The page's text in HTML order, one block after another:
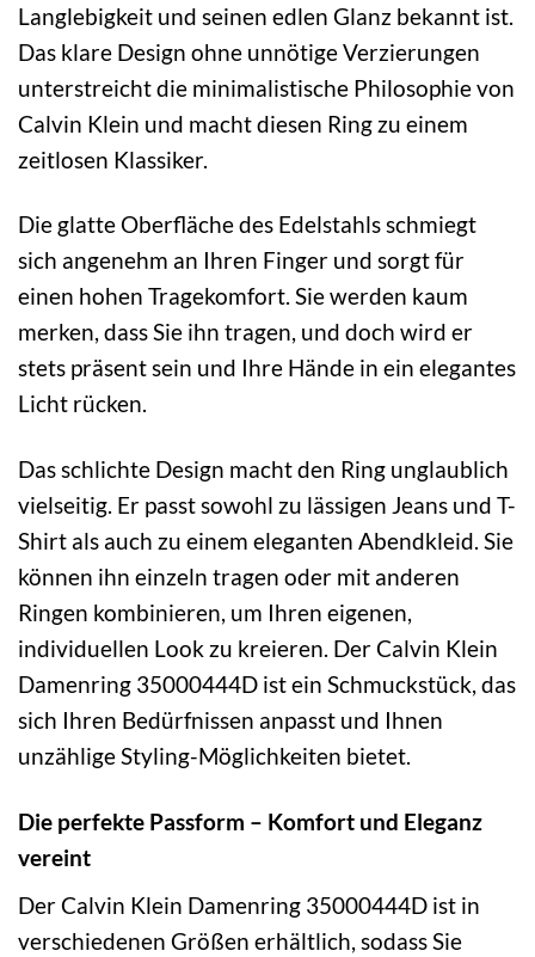
Langlebigkeit und seinen edlen Glanz bekannt ist.
Das klare Design ohne unnötige Verzierungen
unterstreicht die minimalistische Philosophie von
Calvin Klein und macht diesen Ring zu einem
zeitlosen Klassiker.
Die glatte Oberfläche des Edelstahls schmiegt
sich angenehm an Ihren Finger und sorgt für
einen hohen Tragekomfort. Sie werden kaum
merken, dass Sie ihn tragen, und doch wird er
stets präsent sein und Ihre Hände in ein elegantes
Licht rücken.
Das schlichte Design macht den Ring unglaublich
vielseitig. Er passt sowohl zu lässigen Jeans und T-
Shirt als auch zu einem eleganten Abendkleid. Sie
können ihn einzeln tragen oder mit anderen
Ringen kombinieren, um Ihren eigenen,
individuellen Look zu kreieren. Der Calvin Klein
Damenring 35000444D ist ein Schmuckstück, das
sich Ihren Bedürfnissen anpasst und Ihnen
unzählige Styling-Möglichkeiten bietet.
Die perfekte Passform – Komfort und Eleganz
vereint
Der Calvin Klein Damenring 35000444D ist in
verschiedenen Größen erhältlich, sodass Sie